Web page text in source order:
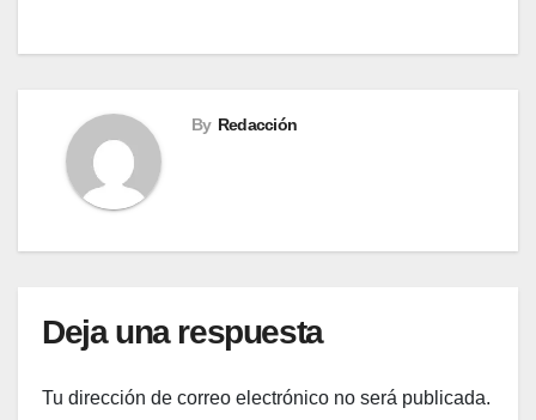
By Redacción
Deja una respuesta
Tu dirección de correo electrónico no será publicada.